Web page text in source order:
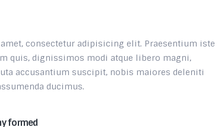
consectetur adipisicing elit. Praesentium iste
quis, dignissimos modi atque libero magni,
accusantium suscipit, nobis maiores deleniti
ducimus.
formed